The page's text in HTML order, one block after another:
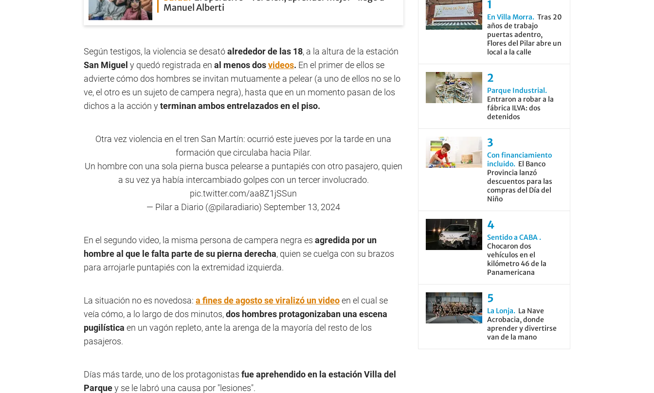
Manuel Alberti
Según testigos, la violencia se desatóalrededor de las 18, a la altura de la estación
San Miguel y quedó registrada en al menos dosvideos. En el primer de ellos se
advierte cómo dos hombres se invitan mutuamente a pelear (a uno de ellos no se lo
ve, el otro es un sujeto de campera negra), hasta que en un momento pasan de los
dichos a la acción yterminan ambos entrelazados en el piso.
Otra vez violencia en el tren San Martín: ocurrió este jueves por la tarde en una
formación que circulaba hacia Pilar.
Un hombre con una sola pierna busca pelearse a puntapiés con otro pasajero, quien
a su vez ya había intercambiado golpes con un tercer involucrado.
pic.twitter.com/aa8Z1jSSun
— Pilar a Diario (@pilaradiario)September 13, 2024
En el segundo video, la misma persona de campera negra es agredida por un
hombre al que le falta parte de su pierna derecha, quien se cuelga con su brazos
para arrojarle puntapiés con la extremidad izquierda.
La situación no es novedosa: a fines de agosto se viralizó un videoen el cual se
veía cómo, a lo largo de dos minutos,dos hombres protagonizaban una escena
pugilística en un vagón repleto, ante la arenga de la mayoría del resto de los
pasajeros.
Días más tarde, uno de los protagonistas fue aprehendido en la estación Villa del
Parquey se le labró una causa por "lesiones".
En Villa Morra
Tras 20
años de trabajo
puertas adentro,
Flores del Pilar abre un
local a la calle
Parque Industrial
Entraron a robar a la
fábrica ILVA: dos
detenidos
Con financiamiento
incluido
El Banco
Provincia lanzó
descuentos para las
compras del Día del
Niño
Sentido a CABA
Chocaron dos
vehículos en el
kilómetro 46 de la
Panamericana
La Lonja
La Nave
Acrobacia, donde
aprender y divertirse
van de la mano